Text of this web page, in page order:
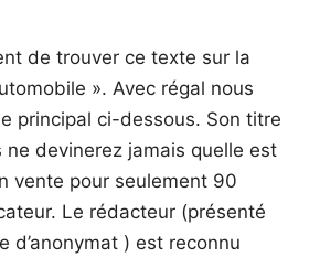
de trouver ce texte sur la
». Avec régal nous
principal ci-dessous. Son titre
ne devinerez jamais quelle est
vente pour seulement 90
Le rédacteur (présenté
d’anonymat ) est reconnu